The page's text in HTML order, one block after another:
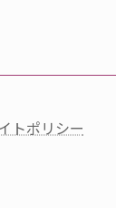
トポリシー